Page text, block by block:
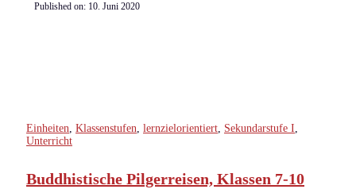
Published on: 10. Juni 2020
Einheiten, Klassenstufen, lernzielorientiert, Sekundarstufe I,
Unterricht
Buddhistische Pilgerreisen, Klassen 7-10